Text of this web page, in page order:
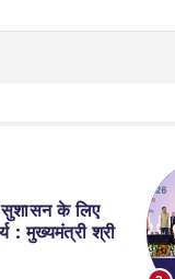
सुशासन के लिए
: मुख्यमंत्री श्री